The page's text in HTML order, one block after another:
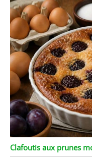
Clafoutis aux prunes